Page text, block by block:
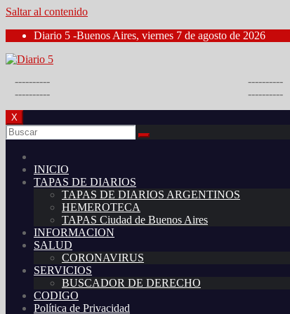
Saltar al contenido
Diario 5 -Buenos Aires, viernes 7 de agosto de 2026
----------
----------
----------
----------
X
INICIO
TAPAS DE DIARIOS
TAPAS DE DIARIOS ARGENTINOS
HEMEROTECA
TAPAS Ciudad de Buenos Aires
INFORMACION
SALUD
CORONAVIRUS
SERVICIOS
BUSCADOR DE DERECHO
CODIGO
Política de Privacidad